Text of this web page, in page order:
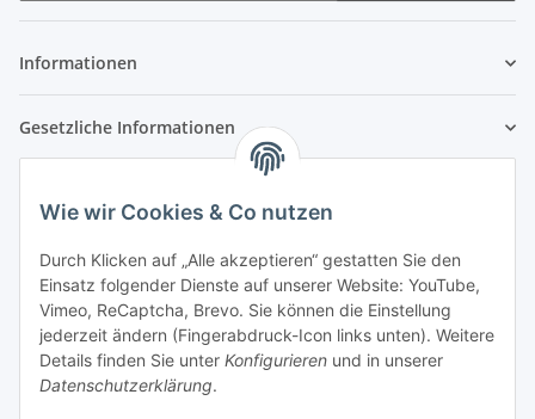
Wie wir Cookies & Co nutzen
Durch Klicken auf „Alle akzeptieren“ gestatten Sie den
Einsatz folgender Dienste auf unserer Website: YouTube,
Vimeo, ReCaptcha, Brevo. Sie können die Einstellung
jederzeit ändern (Fingerabdruck-Icon links unten). Weitere
Details finden Sie unter Konfigurieren und in unserer
Datenschutzerklärung.
Informationen
Gesetzliche Informationen